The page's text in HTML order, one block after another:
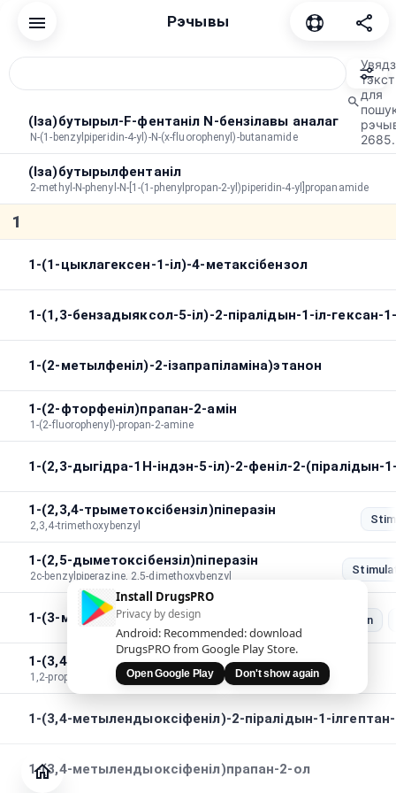
Рэчывы
Скінуць Звычайны Канабіноід Дэпрэсант
тэкст
для
сартавання
Па кіпераванню по пік
Пікавая працягласць: ∞
Агульная працягласць:∞
Пошук па эфектах
(Іза)бутырыл-F-фентаніл N-бензілавы аналаг
N-(1-benzylpiperidin-4-yl)-N-(x-fluorophenyl)-butanamide
(Іза)бутырылфентаніл
2-methyl-N-phenyl-N-[1-(1-phenylpropan-2-yl)piperidin-4-yl]propanamide
1
1-(1-цыклагексен-1-іл)-4-метаксібензол
1-(1,3-бензадыяксол-5-іл)-2-піралідын-1-іл-гексан-
1-(2-метылфеніл)-2-ізапрапіламіна)этанон
1-(2-фторфеніл)прапан-2-амін
1-(2-fluorophenyl)-propan-2-amine
1-(2,3-дыгідра-1H-індэн-5-іл)-2-феніл-2-(піралідын-
1-(2,3,4-трыметоксібензіл)піперазін
2,3,4-trimethoxybenzyl
1-(2,5-дыметоксібензіл)піперазін
2c-benzylpiperazine, 2,5-dimethoxybenzyl
1-(3-метылбензіл)піперазін Stimulation
1-(3,4-метылендыоксі)феніл-1,2-прапандыён
1,2-propanedione,1-(3,4-methylenedioxy)phenyl
1-(3,4-метылендыоксіфеніл)-2-піралідын-1-
1-(3,4-метылендыоксіфеніл)прапан-2-ол
Install DrugsPRO
Privacy by design
Android: Recommended: download
DrugsPRO from Google Play Store.
Open Google Play Don't show again